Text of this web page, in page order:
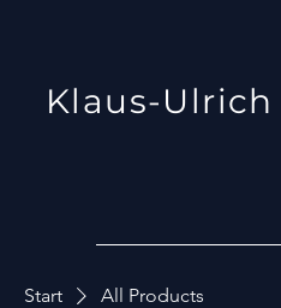
Klaus-
Start All Products